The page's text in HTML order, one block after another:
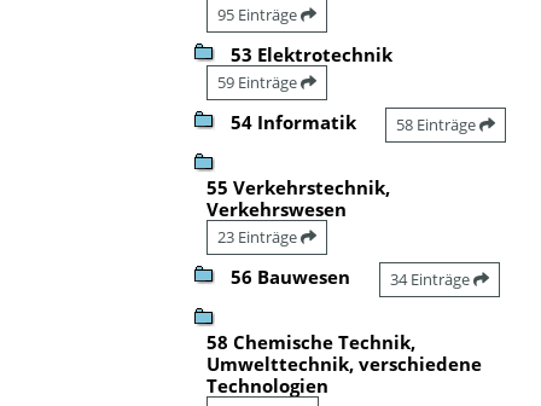
95 Einträge
53 Elektrotechnik
59 Einträge
54 Informatik 58 Einträge
55 Verkehrstechnik,
Verkehrswesen
23 Einträge
56 Bauwesen 34 Einträge
58 Chemische Technik,
Umwelttechnik, verschiedene
Technologien